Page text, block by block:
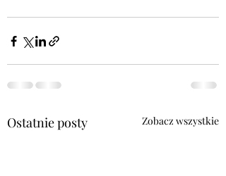
Ostatnie posty Zobacz wszystkie